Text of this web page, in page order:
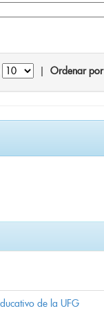
Ordenar por
de la UFG